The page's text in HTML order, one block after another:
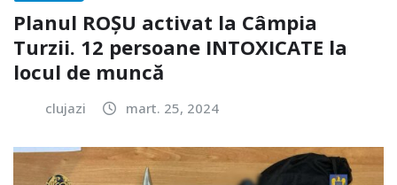
Planul ROȘU activat la Câmpia
Turzii. 12 persoane INTOXICATE la
locul de muncă
clujazi mart. 25, 2024